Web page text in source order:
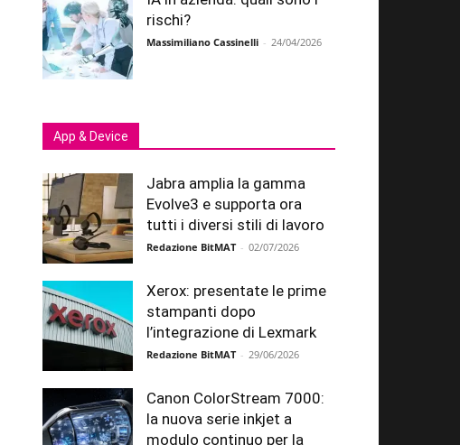
rischi?
Massimiliano Cassinelli - 24/04/2026
App & Device
Jabra amplia la gamma
Evolve3 e supporta ora
tutti i diversi stili di lavoro
Redazione BitMAT - 02/07/2026
Xerox: presentate le prime
stampanti dopo
l’integrazione di Lexmark
Redazione BitMAT - 29/06/2026
Canon ColorStream 7000:
la nuova serie inkjet a
modulo continuo per la